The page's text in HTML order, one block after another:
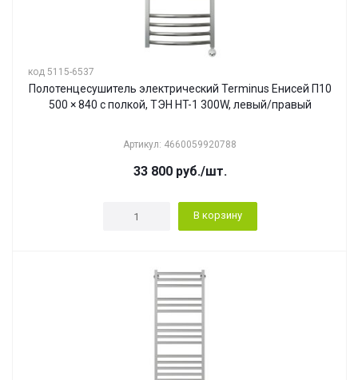
код 5115-6537
Полотенцесушитель электрический Terminus Енисей П10
500 × 840 с полкой, ТЭН HT-1 300W, левый/правый
Артикул: 4660059920788
33 800руб./шт.
В корзину